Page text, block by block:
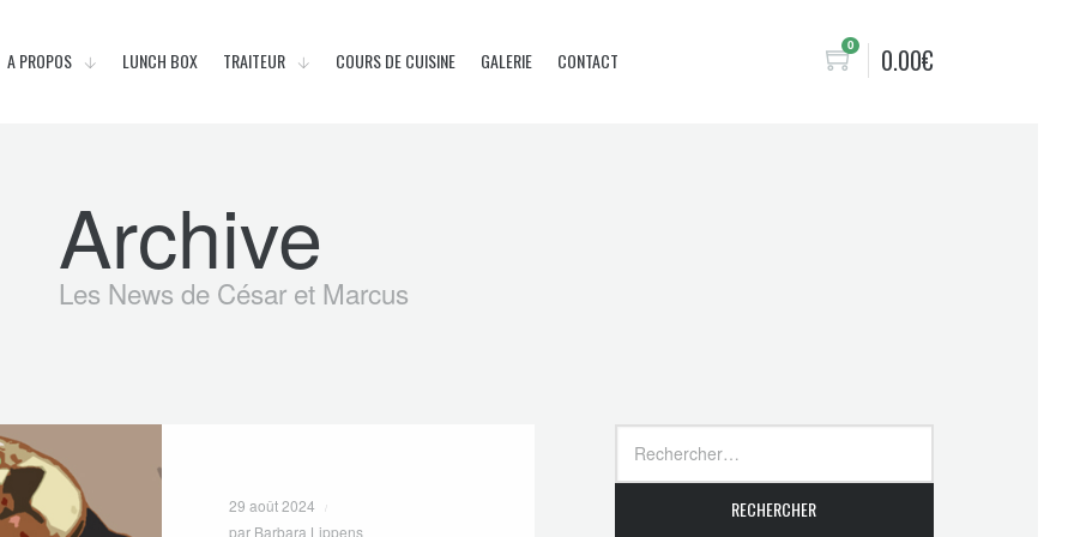
A PROPOS LUNCH BOX TRAITEUR COURS DE CUISINE GALERIE CONTACT
0 0.00€
Archive
Les News de César et Marcus
29 août 2024
par Barbara Lippens